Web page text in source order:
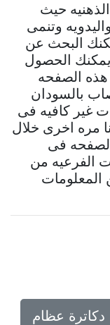
حيث
وتنمى
البحث عن
الحصول
الصفحه
بالسودان
غير كافيه فى
مره اخرى خلال
فى
الفرعيه من
دكاترة عظام